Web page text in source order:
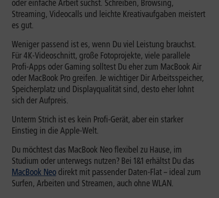
oder einfache Arbeit suchst. Schreiben, Browsing,
Streaming, Videocalls und leichte Kreativaufgaben meistert
es gut.
Weniger passend ist es, wenn Du viel Leistung brauchst.
Für 4K-Videoschnitt, große Fotoprojekte, viele parallele
Profi-Apps oder Gaming solltest Du eher zum MacBook Air
oder MacBook Pro greifen. Je wichtiger Dir Arbeitsspeicher,
Speicherplatz und Displayqualität sind, desto eher lohnt
sich der Aufpreis.
Unterm Strich ist es kein Profi-Gerät, aber ein starker
Einstieg in die Apple-Welt.
Du möchtest das MacBook Neo flexibel zu Hause, im
Studium oder unterwegs nutzen? Bei 1&1 erhältst Du das
MacBook Neodirekt mit passender Daten-Flat – ideal zum
Surfen, Arbeiten und Streamen, auch ohne WLAN.